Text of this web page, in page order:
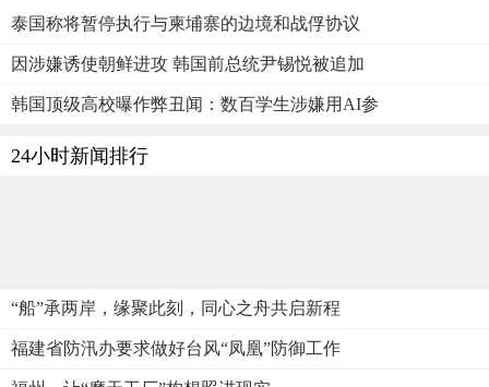
泰国称将暂停执行与柬埔寨的边境和战俘协议
因涉嫌诱使朝鲜进攻 韩国前总统尹锡悦被追加
韩国顶级高校曝作弊丑闻：数百学生涉嫌用AI参
24小时新闻排行
“船”承两岸，缘聚此刻，同心之舟共启新程
福建省防汛办要求做好台风“凤凰”防御工作